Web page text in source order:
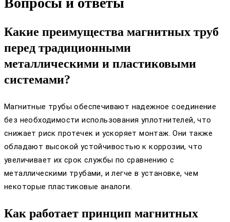
Какие преимущества магнитных труб
перед традиционными
металлическими и пластиковыми
системами?
Магнитные трубы обеспечивают надежное соединение
без необходимости использования уплотнителей, что
снижает риск протечек и ускоряет монтаж. Они также
обладают высокой устойчивостью к коррозии, что
увеличивает их срок службы по сравнению с
металлическими трубами, и легче в установке, чем
некоторые пластиковые аналоги.
Как работает принцип магнитных